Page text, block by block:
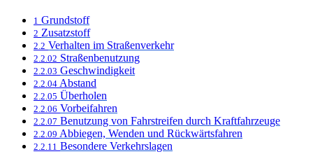
1 Grundstoff
2 Zusatzstoff
2.2 Verhalten im Straßenverkehr
2.2.02 Straßenbenutzung
2.2.03 Geschwindigkeit
2.2.04 Abstand
2.2.05 Überholen
2.2.06 Vorbeifahren
2.2.07 Benutzung von Fahrstreifen durch Kraftfahrzeuge
2.2.09 Abbiegen, Wenden und Rückwärtsfahren
2.2.11 Besondere Verkehrslagen